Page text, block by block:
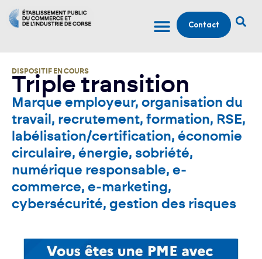
Contact
DISPOSITIF EN COURS
Triple transition
Marque employeur, organisation du
travail, recrutement, formation, RSE,
labélisation/certification, économie
circulaire, énergie, sobriété,
numérique responsable, e-
commerce, e-marketing,
cybersécurité, gestion des risques